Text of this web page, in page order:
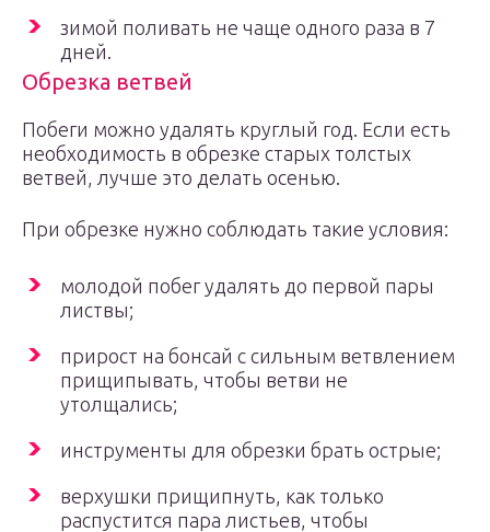
зимой поливать не чаще одного раза в 7
дней.
Обрезка ветвей
Побеги можно удалять круглый год. Если есть
необходимость в обрезке старых толстых
ветвей, лучше это делать осенью.
При обрезке нужно соблюдать такие условия:
молодой побег удалять до первой пары
листвы;
прирост на бонсай с сильным ветвлением
прищипывать, чтобы ветви не
утолщались;
инструменты для обрезки брать острые;
верхушки прищипнуть, как только
распустится пара листьев, чтобы